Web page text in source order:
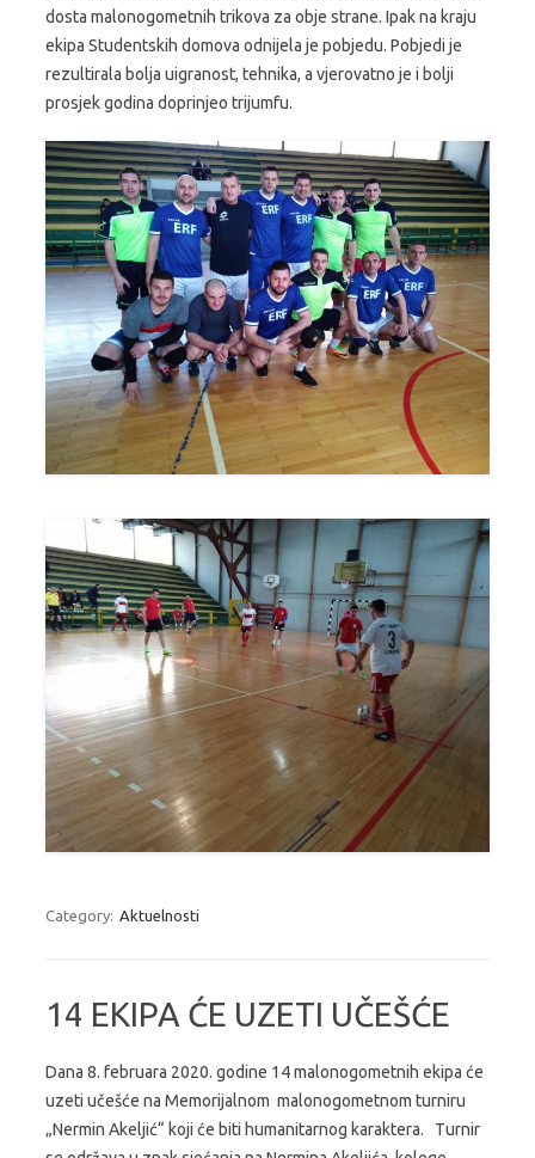
dosta malonogometnih trikova za obje strane. Ipak na kraju
ekipa Studentskih domova odnijela je pobjedu. Pobjedi je
rezultirala bolja uigranost, tehnika, a vjerovatno je i bolji
prosjek godina doprinjeo trijumfu.
Category: Aktuelnosti
14 EKIPA ĆE UZETI UČEŠĆE
Dana 8. februara 2020. godine 14 malonogometnih ekipa će
uzeti učešće na Memorijalnom malonogometnom turniru
„Nermin Akeljić“ koji će biti humanitarnog karaktera. Turnir